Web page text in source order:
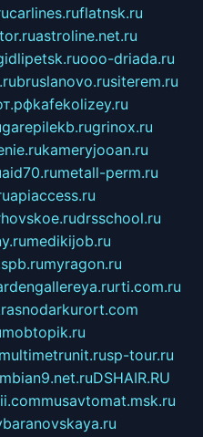
carlines.ruflatnsk.ru
astroline.net.ru
ooo-driada.ru
bruslanovo.rusiterem.ru
kafekolizey.ru
grinox.ru
kameryjooan.ru
aid70.rumetall-perm.ru
apiaccess.ru
drsschool.ru
medikijob.ru
myragon.ru
rti.com.ru
mobtopik.ru
multimetrunit.rusp-tour.ru
DSHAIR.RU
musavtomat.msk.ru